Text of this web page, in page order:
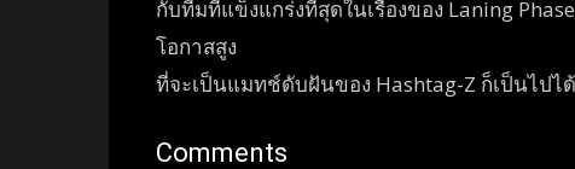
กับทีมที่แข็งแกร่งที่สุดในเรื่องของ Laning
โอกาสสูง
ที่จะเป็นแมทช์ดับฝันของ Hashtag-Z ก็เป็นไปได้
Comments